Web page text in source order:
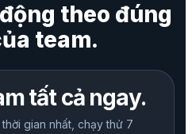
theo đúng
team.
tất cả ngay.
gian nhất, chạy thử 7